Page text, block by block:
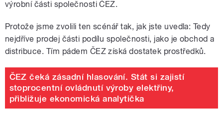
výrobní části společnosti ČEZ.
Protože jsme zvolili ten scénář tak, jak jste uvedla: Tedy
nejdříve prodej části podílu společnosti, jako je obchod a
distribuce. Tím pádem ČEZ získá dostatek prostředků.
ČEZ čeká zásadní hlasování. Stát si zajistí
stoprocentní ovládnutí výroby elektřiny,
přibližuje ekonomická analytička